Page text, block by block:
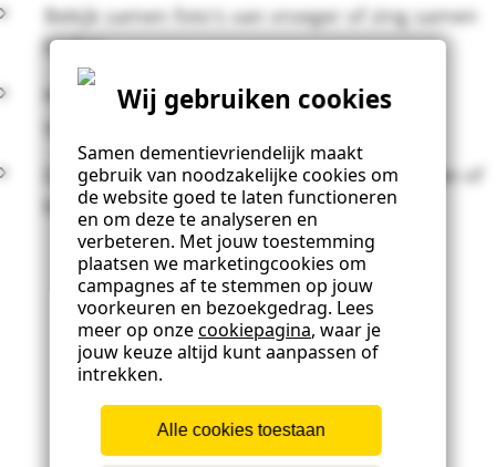
Wij gebruiken cookies
Samen dementievriendelijk maakt
gebruik van noodzakelijke cookies om
de website goed te laten functioneren
en om deze te analyseren en
verbeteren. Met jouw toestemming
plaatsen we marketingcookies om
campagnes af te stemmen op jouw
voorkeuren en bezoekgedrag. Lees
meer op onzecookiepagina, waar je
jouw keuze altijd kunt aanpassen of
intrekken.
Alle cookies toestaan
Bekijk samen foto's van vroeger of zing samen
liedjes.
Neem iemand met dementie mee naar de
Drink eens een kopje koffie bij een buurman of
buurvrouw met dementie.